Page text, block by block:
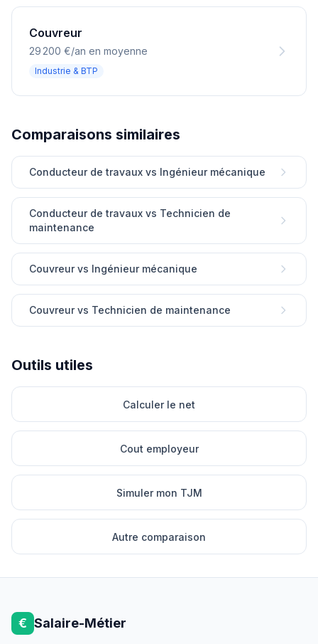
Couvreur
29 200 €/an en moyenne
Industrie & BTP
Comparaisons similaires
Conducteur de travaux vs Ingénieur mécanique
Conducteur de travaux vs Technicien de
maintenance
Couvreur vs Ingénieur mécanique
Couvreur vs Technicien de maintenance
Outils utiles
Calculer le net
Cout employeur
Simuler mon TJM
Autre comparaison
€ Salaire-Métier